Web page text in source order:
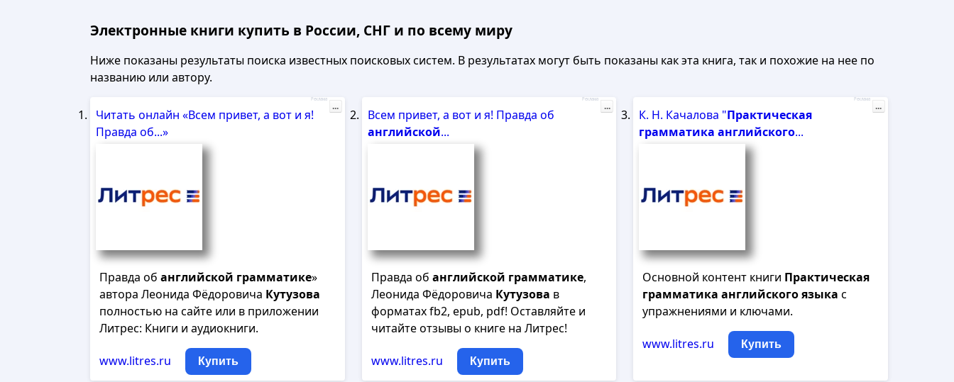
Электронные книги купить в России, СНГ и по всему миру
Ниже показаны результаты поиска известных поисковых систем. В результатах могут быть показаны как эта книга, так и похожие на нее по
названию или автору.
Читать онлайн «Всем привет, а вот и я!
Правда об...»
Правда об английской грамматике»
автора Леонида Фёдоровича Кутузова
полностью на сайте или в приложении
Литрес: Книги и аудиокниги.
www.litres.ru Купить
Реклама
...
Всем привет, а вот и я! Правда об
английской...
Правда об английской грамматике,
Леонида Фёдоровича Кутузова в
форматах fb2, epub, pdf! Оставляйте и
читайте отзывы о книге на Литрес!
www.litres.ru Купить
Реклама
...
К. Н. Качалова "Практическая
грамматика английского...
Основной контент книги Практическая
грамматика английскогоязыка с
упражнениями и ключами.
www.litres.ru Купить
Реклама
...